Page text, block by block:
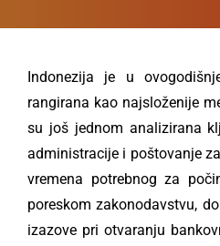
Indonezija je u
rangirana kao najsloženije
su još jednom analizirana
administracije i poštovanje
vremena potrebnog za
poreskom zakonodavstvu,
izazove pri otvaranju